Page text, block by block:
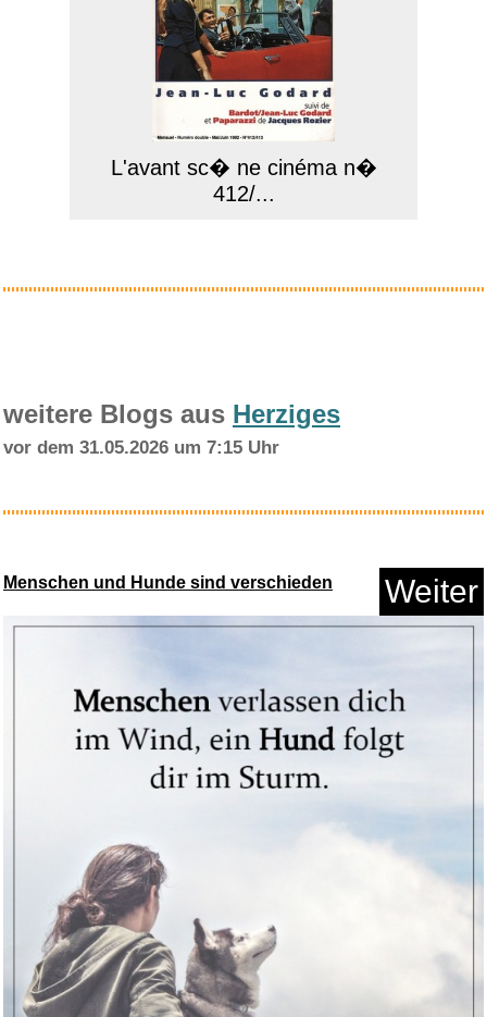
L'avant sc� ne cinéma n�
412/...
Anzeige
SKROSS PRO Light USB
AC30PD - ...
weitere Blogs aus Herziges
vor dem 31.05.2026 um 7:15 Uhr
Menschen und Hunde sind verschieden Weiter